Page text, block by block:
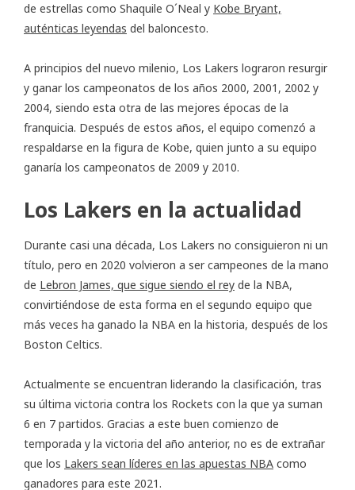
de estrellas como Shaquile O´Neal y Kobe Bryant,
auténticas leyendas del baloncesto.
A principios del nuevo milenio, Los Lakers lograron resurgir
y ganar los campeonatos de los años 2000, 2001, 2002 y
2004, siendo esta otra de las mejores épocas de la
franquicia. Después de estos años, el equipo comenzó a
respaldarse en la figura de Kobe, quien junto a su equipo
ganaría los campeonatos de 2009 y 2010.
Los Lakers en la actualidad
Durante casi una década, Los Lakers no consiguieron ni un
título, pero en 2020 volvieron a ser campeones de la mano
de Lebron James, que sigue siendo el rey de la NBA,
convirtiéndose de esta forma en el segundo equipo que
más veces ha ganado la NBA en la historia, después de los
Boston Celtics.
Actualmente se encuentran liderando la clasificación, tras
su última victoria contra los Rockets con la que ya suman
6 en 7 partidos. Gracias a este buen comienzo de
temporada y la victoria del año anterior, no es de extrañar
que los Lakers sean líderes en las apuestas NBA como
ganadores para este 2021.